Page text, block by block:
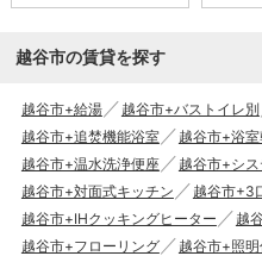
越谷市の賃貸を探す
越谷市+給湯 越谷市+バストイレ別
越谷市+追焚機能浴室
越谷市+浴
越谷市+温水洗浄便座
越谷市+シ
越谷市+対面式キッチン
越谷市+3
越谷市+IHクッキングヒーター
越
越谷市+フローリング
越谷市+照明